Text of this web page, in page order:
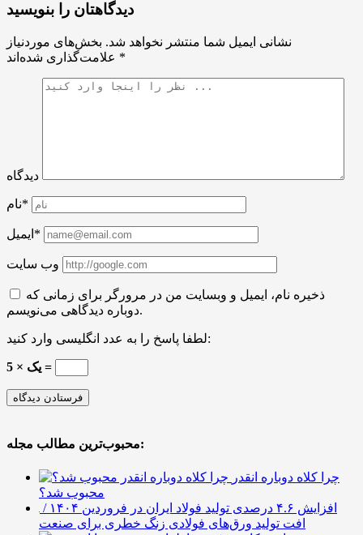
دیدگاهتان را بنویسید
نشانی ایمیل شما منتشر نخواهد شد. بخش‌های موردنیاز
*
دیدگاه
نام*
ایمیل*
وب سایت
ذخیره نام، ایمیل و وبسایت من در مرورگر برای زمانی که
دوباره دیدگاهی می‌نویسم.
لطفا پاسخ را به عدد انگلیسی وارد کنید:
5 × یک =
محبوب‌ترین مطالب مجله:
چرا کلاه دوباره انقدر
محبوب شد؟
افزایش ۴.۶ درصدی تولید فولاد ایران در فروردین ۱۴۰۴ /
افت تولید ورق‌های فولادی زنگ خطری برای صنعت